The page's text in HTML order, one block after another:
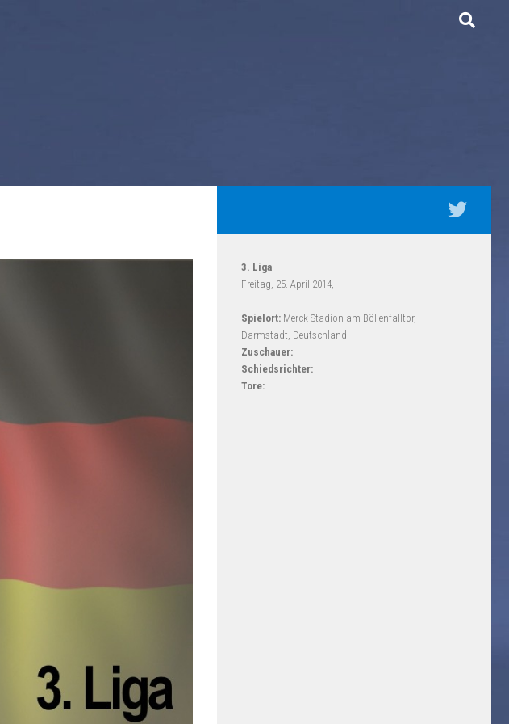
3. Liga
Freitag, 25. April 2014,
Spielort: Merck-Stadion am Böllenfalltor,
Darmstadt, Deutschland
Zuschauer:
Schiedsrichter:
Tore: